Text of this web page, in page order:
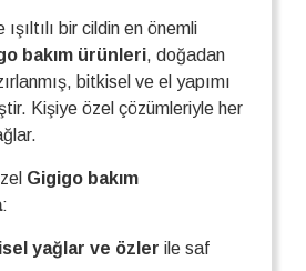
ışıltılı bir cildin en önemli
bakım ürünleri, doğadan
bitkisel ve el yapımı
Kişiye özel çözümleriyle her
Gigigo bakım
:
yağlar ve özler ile saf